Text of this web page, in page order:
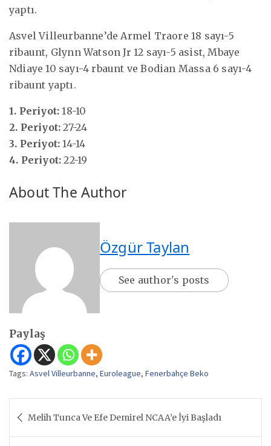
yaptı.
Asvel Villeurbanne’de Armel Traore 18 sayı-5
ribaunt, Glynn Watson Jr 12 sayı-5 asist, Mbaye
Ndiaye 10 sayı-4 rbaunt ve Bodian Massa 6 sayı-4
ribaunt yaptı.
1. Periyot: 18-10
2. Periyot: 27-24
3. Periyot: 14-14
4. Periyot: 22-19
About The Author
Özgür Taylan
See author's posts
Paylaş
Tags: Asvel Villeurbanne, Euroleague, Fenerbahçe Beko
gezinmesi
Melih Tunca Ve Efe Demirel NCAA’e İyi Başladı